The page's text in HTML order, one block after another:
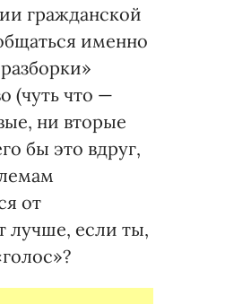
гражданской
именно
(чуть что —
ни вторые
бы это вдруг,
от
лучше, если ты,